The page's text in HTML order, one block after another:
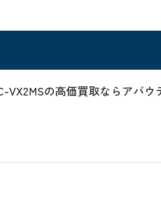
VX2MSの高価買取ならアバウ